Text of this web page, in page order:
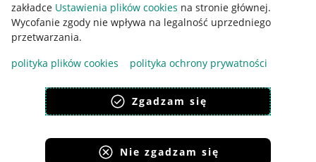
zakładce Ustawienia plików cookies na stronie głównej.
Wycofanie zgody nie wpływa na legalność uprzedniego
przetwarzania.
polityka plików cookies
polityka ochrony prywatności
Zgadzam się
Nie zgadzam się